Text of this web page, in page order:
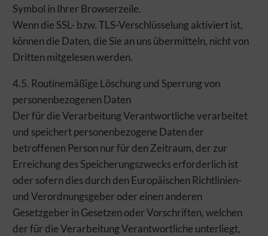
Symbol in Ihrer Browserzeile.
Wenn die SSL- bzw. TLS-Verschlüsselung aktiviert ist,
können die Daten, die Sie an uns übermitteln, nicht von
Dritten mitgelesen werden.
4.5. Routinemäßige Löschung und Sperrung von
personenbezogenen Daten
Der für die Verarbeitung Verantwortliche verarbeitet
und speichert personenbezogene Daten der
betroffenen Person nur für den Zeitraum, der zur
Erreichung des Speicherungszwecks erforderlich ist
oder sofern dies durch den Europäischen Richtlinien-
und Verordnungsgeber oder einen anderen
Gesetzgeber in Gesetzen oder Vorschriften, welchen
der für die Verarbeitung Verantwortliche unterliegt,